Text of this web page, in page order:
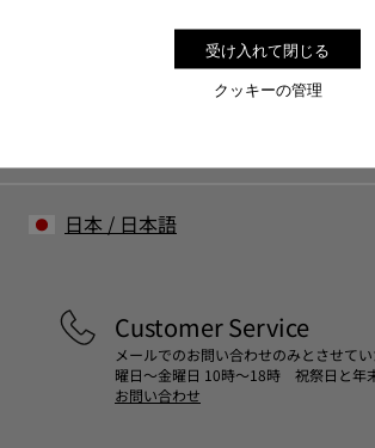
クッキーの管理
受け入れて閉じる
など、会員限定特典をお楽しみいただけます。
Customer Service
メールでのお問い合わせのみとさせて
曜日～金曜日 10時～18時 祝祭日と年
お問い合わせ
日本 / 日本語